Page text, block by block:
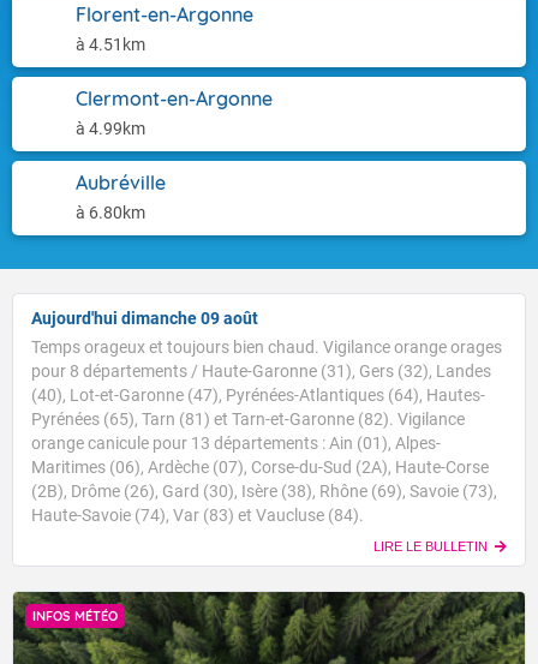
Florent-en-Argonne
à 4.51km
Clermont-en-Argonne
à 4.99km
Aubréville
à 6.80km
Aujourd'hui dimanche 09 août
Temps orageux et toujours bien chaud. Vigilance orange orages
pour 8 départements / Haute-Garonne (31), Gers (32), Landes
(40), Lot-et-Garonne (47), Pyrénées-Atlantiques (64), Hautes-
Pyrénées (65), Tarn (81) et Tarn-et-Garonne (82). Vigilance
orange canicule pour 13 départements : Ain (01), Alpes-
Maritimes (06), Ardèche (07), Corse-du-Sud (2A), Haute-Corse
(2B), Drôme (26), Gard (30), Isère (38), Rhône (69), Savoie (73),
Haute-Savoie (74), Var (83) et Vaucluse (84).
LIRE LE BULLETIN
INFOS MÉTÉO